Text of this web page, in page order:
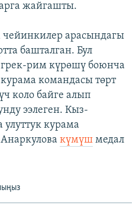
жайгашты.
арасындагы
башталган. Бул
рим күрөшү боюнча
командасы төрт
коло байге алып
ээлеген. Кыз-
курама
күмүш медал